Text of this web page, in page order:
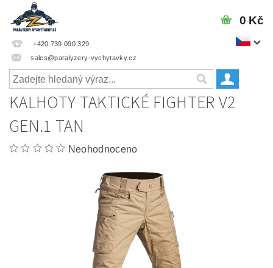
+420 739 090 329
sales@paralyzery-vychytavky.cz
0 Kč
KALHOTY TAKTICKÉ FIGHTER V2
GEN.1 TAN
Neohodnoceno